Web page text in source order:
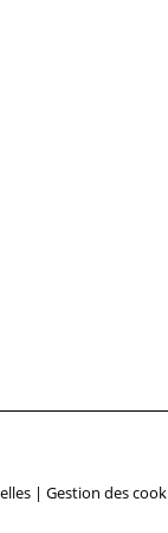
| Gestion des